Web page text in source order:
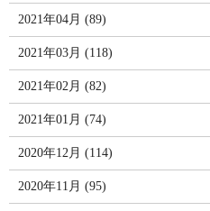
2021年04月 (89)
2021年03月 (118)
2021年02月 (82)
2021年01月 (74)
2020年12月 (114)
2020年11月 (95)